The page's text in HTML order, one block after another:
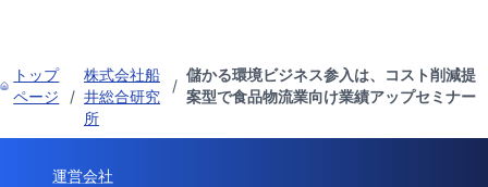
トップ
ページ
/
株式会社船
井総合研究
所
/
儲かる環境ビジネス参入は、コスト削減提
案型で食品物流業向け業績アップセミナー
運営会社